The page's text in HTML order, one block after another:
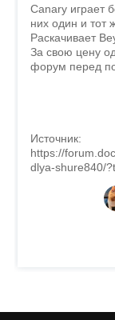
Canary играет
них один и тот
Раскачивает
За свою цену
форум перед
Источник:
https://
dlya-shure840/